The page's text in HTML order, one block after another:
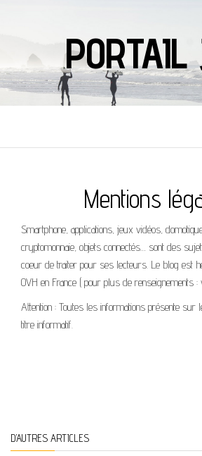
PORTAIL
Mentions
Smartphone, applications, jeux vidéos,
cryptomonnaie, objets connectés… sont des
coeur de traiter pour ses lecteurs. Le blog est
OVH en France ( pour plus de renseignements
Attention : Toutes les informations présente sur
titre informatif.
D’AUTRES ARTICLES